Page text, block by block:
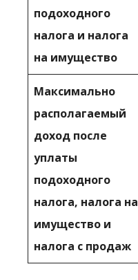
подоходного
налога и налога
на имущество
Максимально
располагаемый
доход после
уплаты
подоходного
налога, налога на
имущество и
налога с продаж